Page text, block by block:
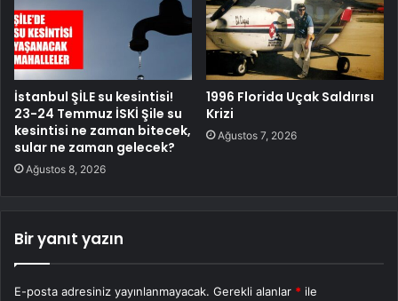
İstanbul ŞİLE su kesintisi!
23-24 Temmuz İSKİ Şile su
kesintisi ne zaman bitecek,
sular ne zaman gelecek?
Ağustos 8, 2026
1996 Florida Uçak Saldırısı
Krizi
Ağustos 7, 2026
Bir yanıt yazın
E-posta adresiniz yayınlanmayacak. Gerekli alanlar * ile